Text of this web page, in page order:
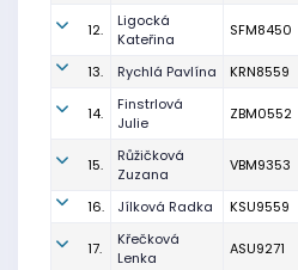
12.
Ligocká
Kateřina
SFM8450
13. Rychlá Pavlína KRN8559
14.
Finstrlová
Julie
ZBM0552
15.
Růžičková
Zuzana
VBM9353
16. Jílková Radka KSU9559
17.
Křečková
Lenka
ASU9271